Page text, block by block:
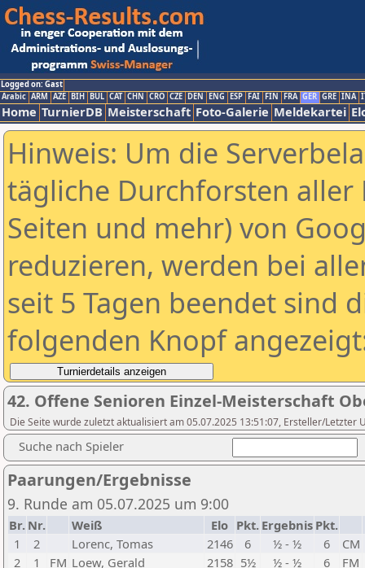
Logged on: Gast
Arabic ARM AZE BIH BUL CAT CHN CRO CZE DEN ENG ESP FAI FIN FRA GER GRE INA
Home TurnierDB Meisterschaft Foto-Galerie Meldekartei
Hinweis: Um die
tägliche Durchforsten aller
Seiten und mehr) von
reduzieren, werden bei
seit 5 Tagen beendet sind
folgenden Knopf
42. Offene Senioren Einzel-Meisterschaft
Die Seite wurde zuletzt aktualisiert am 05.07.2025 13:51:07, Ersteller/Letzter
Suche nach Spieler
Paarungen/Ergebnisse
9. Runde am 05.07.2025 um 9:00
Br. Nr. Weiß Elo Pkt. Ergebnis Pkt.
1
2 Lorenc, Tomas 2146 6 ½ - ½ 6
CM
2
1 FM Loew, Gerald 2158 5½ ½ - ½ 6
FM